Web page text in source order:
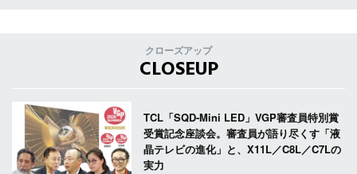
クローズアップ
CLOSEUP
TCL「SQD-Mini LED」VGP審査員特別賞
受賞記念座談会。審査員が語り尽くす「液
晶テレビの進化」と、X11L／C8L／C7Lの
実力